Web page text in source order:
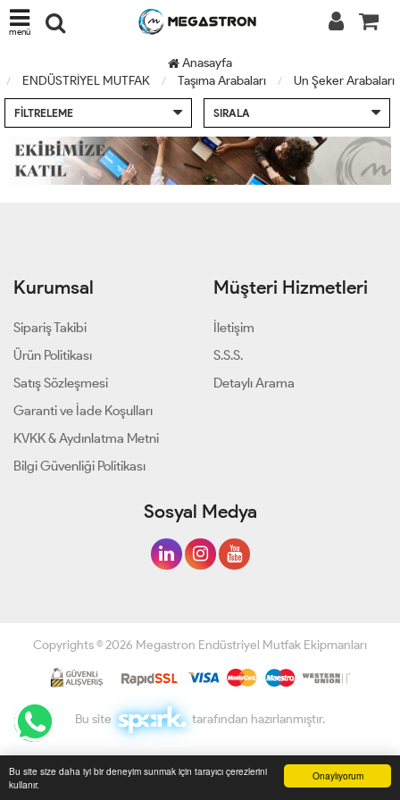
Onaylıyorum
Bu site size daha iyi bir deneyim sunmak için tarayıcı çerezlerini
kullanır.
menü
Anasayfa
ENDÜSTRİYEL MUTFAK
Taşıma Arabaları Un Şeker Arabaları
FILTRELEME SIRALA
Kurumsal
Sipariş Takibi
Ürün Politikası
Satış Sözleşmesi
Garanti ve İade Koşulları
KVKK & Aydınlatma Metni
Bilgi Güvenliği Politikası
Müşteri Hizmetleri
İletişim
S.S.S.
Detaylı Arama
Sosyal Medya
Copyrights © 2026 Megastron Endüstriyel Mutfak Ekipmanları
Bu site tarafından hazırlanmıştır.
Anasayfa Sipariş Takibi İletişim